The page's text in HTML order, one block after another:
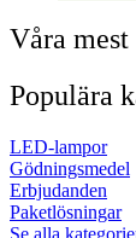
Våra mest
Populära
LED-lampor
Gödningsmedel
Erbjudanden
Paketlösningar